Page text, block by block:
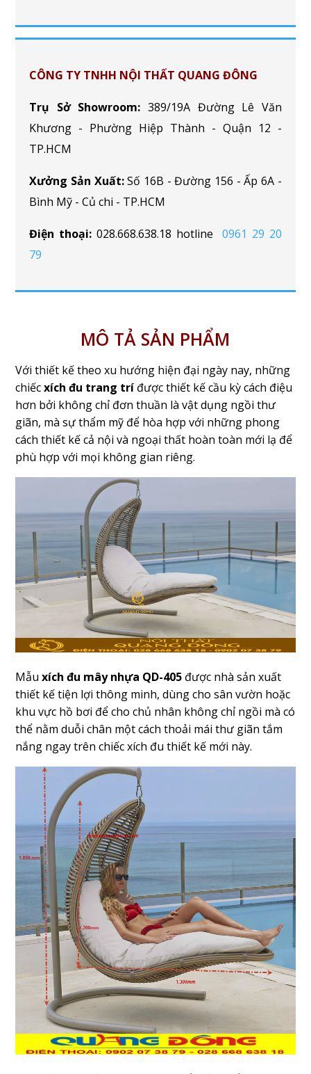
CÔNG TY TNHH NỘI THẤT QUANG ĐÔNG
Trụ Sở Showroom: 389/19A Đường Lê Văn
Khương - Phường Hiệp Thành - Quận 12 -
TP.HCM
Xưởng Sản Xuất:Số 16B - Đường 156 - Ấp 6A -
Bình Mỹ - Củ chi - TP.HCM
Điện thoại: 028.668.638.18 hotline0961 29 20
79
MÔ TẢ SẢN PHẨM
Với thiết kế theo xu hướng hiện đại ngày nay, những
chiếcxích đu trang trí được thiết kế cầu kỳ cách điệu
hơn bởi không chỉ đơn thuần là vật dụng ngồi thư
giãn, mà sự thẩm mỹ để hòa hợp với những phong
cách thiết kế cả nội và ngoại thất hoàn toàn mới lạ để
phù hợp với mọi không gian riêng.
Mẫuxích đu mây nhựa QD-405 được nhà sản xuất
thiết kế tiện lợi thông minh, dùng cho sân vườn hoặc
khu vực hồ bơi để cho chủ nhân không chỉ ngồi mà có
thể nằm duỗi chân một cách thoải mái thư giãn tắm
nắng ngay trên chiếc xích đu thiết kế mới này.